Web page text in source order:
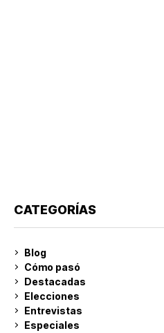
CATEGORÍAS
Blog
Cómo pasó
Destacadas
Elecciones
Entrevistas
Especiales